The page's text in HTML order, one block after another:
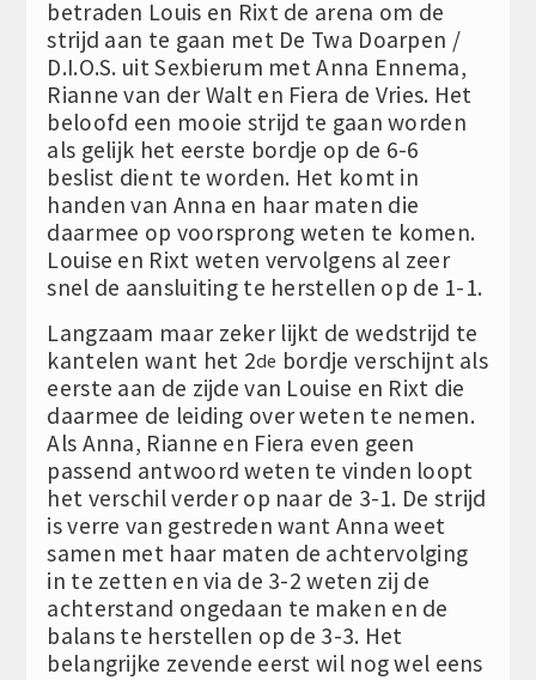
betraden Louis en Rixt de arena om de
strijd aan te gaan met De Twa Doarpen /
D.I.O.S. uit Sexbierum met Anna Ennema,
Rianne van der Walt en Fiera de Vries. Het
beloofd een mooie strijd te gaan worden
als gelijk het eerste bordje op de 6-6
beslist dient te worden. Het komt in
handen van Anna en haar maten die
daarmee op voorsprong weten te komen.
Louise en Rixt weten vervolgens al zeer
snel de aansluiting te herstellen op de 1-1.
Langzaam maar zeker lijkt de wedstrijd te
kantelen want het 2de bordje verschijnt als
eerste aan de zijde van Louise en Rixt die
daarmee de leiding over weten te nemen.
Als Anna, Rianne en Fiera even geen
passend antwoord weten te vinden loopt
het verschil verder op naar de 3-1. De strijd
is verre van gestreden want Anna weet
samen met haar maten de achtervolging
in te zetten en via de 3-2 weten zij de
achterstand ongedaan te maken en de
balans te herstellen op de 3-3. Het
belangrijke zevende eerst wil nog wel eens